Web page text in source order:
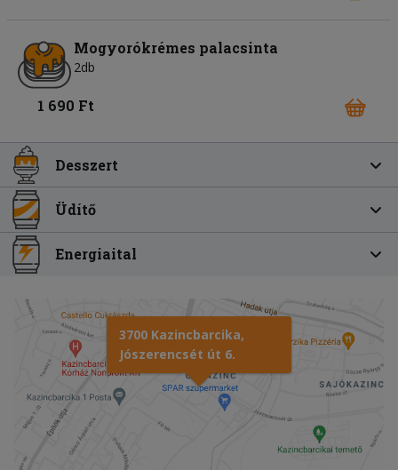
Mogyorókrémes palacsinta
2db
1 690 Ft
Desszert
Üdítő
Energiaital
3700 Kazincbarcika,
Jószerencsét út 6.